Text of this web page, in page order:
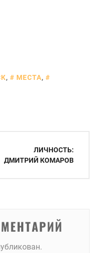
, МЕСТА,
ЛИЧНОСТЬ:
ДМИТРИЙ КОМАРОВ